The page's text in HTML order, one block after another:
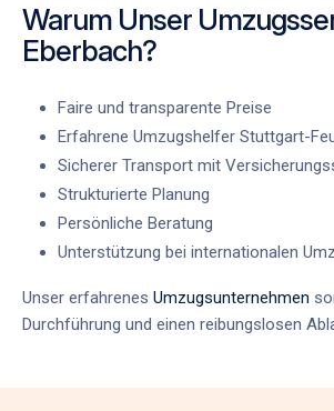
Warum Unser
Eberbach?
Faire und transparente Preise
Erfahrene Umzugshelfer Stuttgart-
Sicherer Transport mit
Strukturierte Planung
Persönliche Beratung
Unterstützung bei internationalen
Unser erfahrenes Umzugsunternehmen
Durchführung und einen reibungslosen